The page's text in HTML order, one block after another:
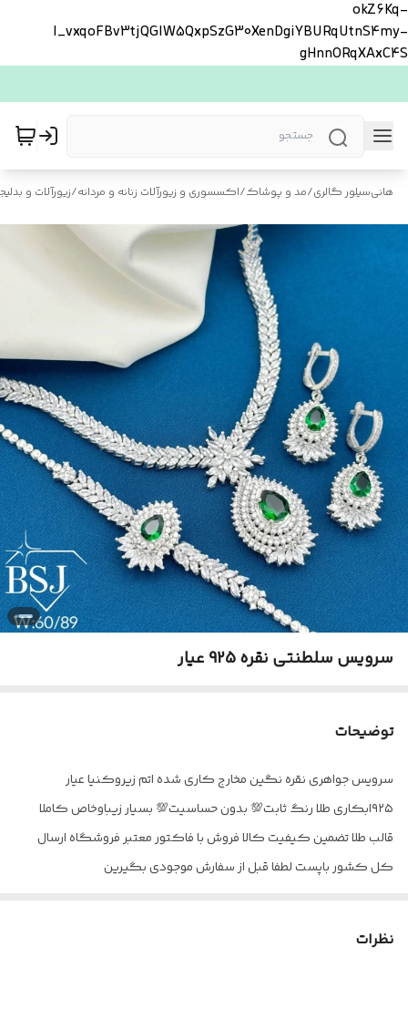
okZ6Kq-
l_vxqoFBv3tjQGlW5QxpSzG30XenDgiYBURqUtnS4my-
gHnnORqXAxC4S
هانی‌سیلور گالری/مد و پوشاک/اکسسوری و زیورآلات زنانه و مردانه/زیورآلات و
سرویس سلطنتی نقره 925 عیار
توضیحات
سرویس جواهری نقره نگین مخارج کاری شده اتم زیروکنیا عیار
۹۲۵ابکاری طلا رنگ ثابت💯 بدون حساسیت💯 بسیار زیباوخاص کاملا
قالب طلا تضمین کیفیت کالا فروش با فاکتور معتبر فروشگاه ارسال
کل کشور باپست لطفا قبل از سفارش موجودی بگیرین
نظرات